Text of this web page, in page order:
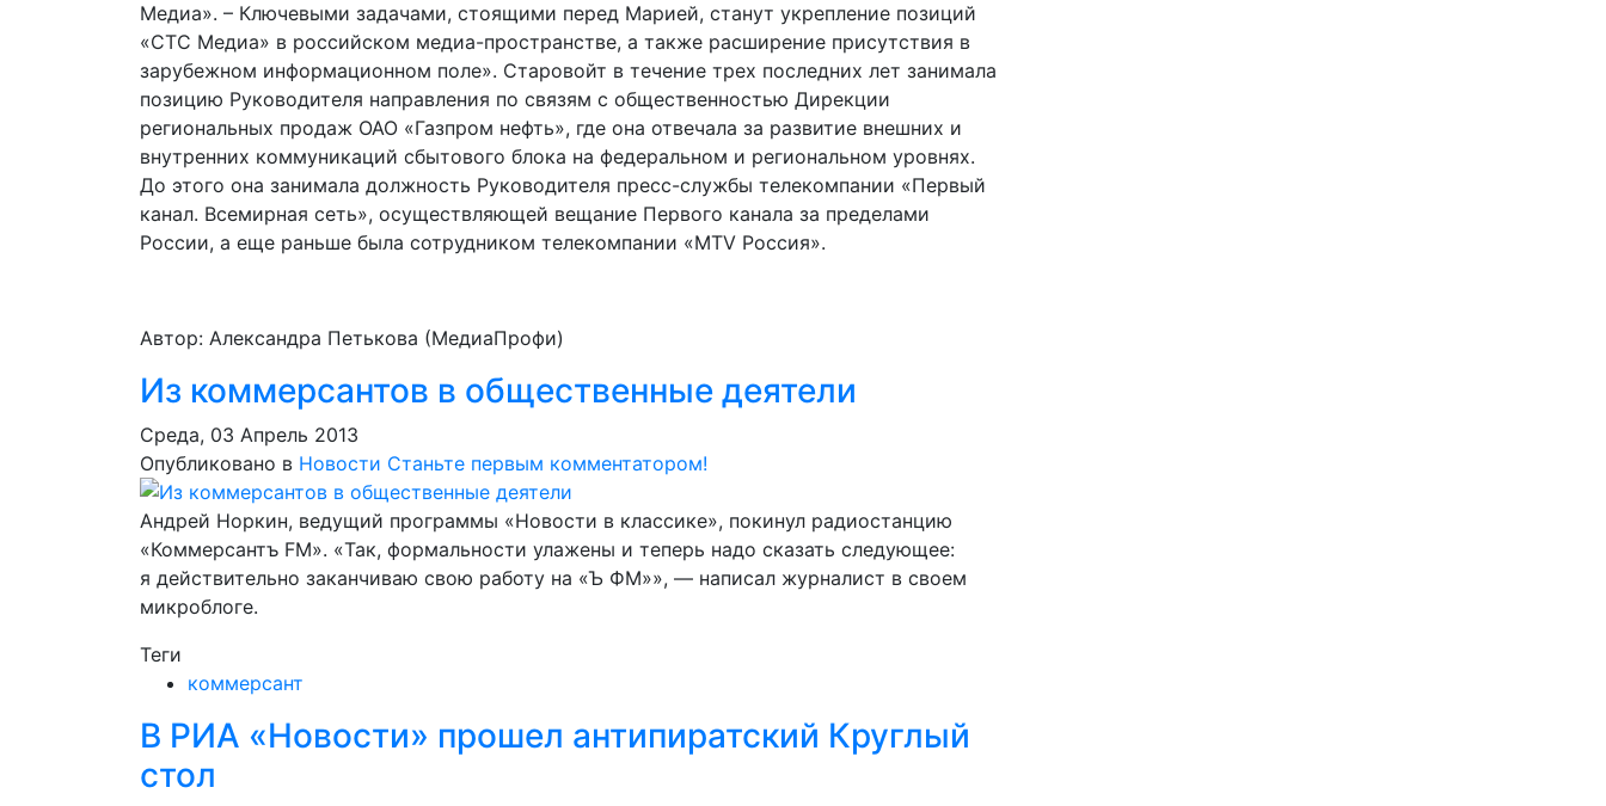
Медиа». – Ключевыми задачами, стоящими перед Марией, станут укрепление позиций
«СТС Медиа» в российском медиа-пространстве, а также расширение присутствия в
зарубежном информационном поле». Старовойт в течение трех последних лет занимала
позицию Руководителя направления по связям с общественностью Дирекции
региональных продаж ОАО «Газпром нефть», где она отвечала за развитие внешних и
внутренних коммуникаций сбытового блока на федеральном и региональном уровнях.
До этого она занимала должность Руководителя пресс-службы телекомпании «Первый
канал. Всемирная сеть», осуществляющей вещание Первого канала за пределами
России, а еще раньше была сотрудником телекомпании «MTV Россия».
Автор: Александра Петькова (МедиаПрофи)
Из коммерсантов в общественные деятели
Среда, 03 Апрель 2013
Опубликовано в Новости Станьте первым комментатором!
Андрей Норкин, ведущий программы «Новости в классике», покинул радиостанцию
«Коммерсантъ FM». «Так, формальности улажены и теперь надо сказать следующее:
я действительно заканчиваю свою работу на «Ъ ФМ»», — написал журналист в своем
микроблоге.
Теги
коммерсант
В РИА «Новости» прошел антипиратский Круглый
стол